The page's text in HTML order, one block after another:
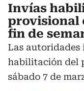
Invías
provisional
fin de
Las autoridades
habilitación del
sábado 7 de